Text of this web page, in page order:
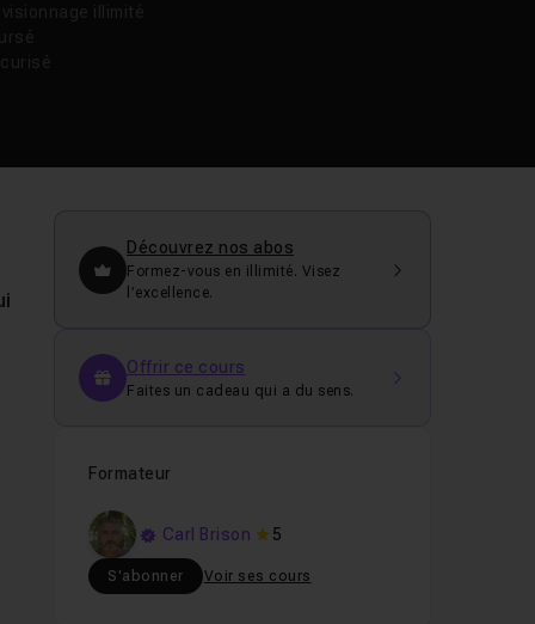
Découvrez nos abos
Formez-vous en illimité. Visez
l’excellence.
Offrir ce cours
Faites un cadeau qui a du sens.
Formateur
Carl Brison 5
S'abonner Voir ses cours